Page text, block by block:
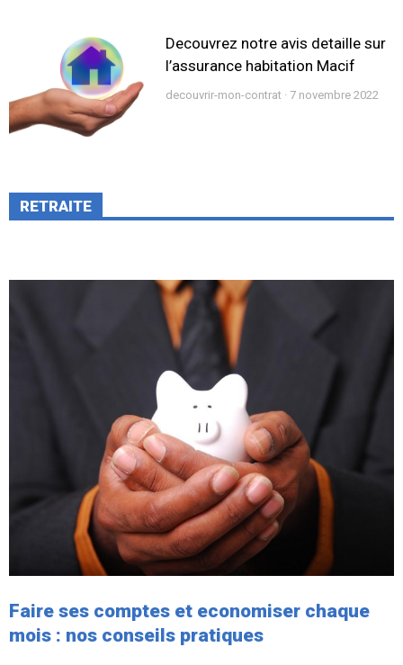
Decouvrez notre avis detaille sur
l’assurance habitation Macif
decouvrir-mon-contrat 7 novembre 2022
RETRAITE
Faire ses comptes et economiser chaque
mois : nos conseils pratiques